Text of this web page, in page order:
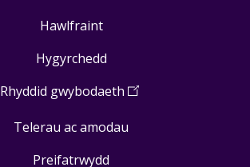
Hawlfraint
Hygyrchedd
Rhyddid gwybodaeth (Open
a
Telerau ac amodau
Preifatrwydd